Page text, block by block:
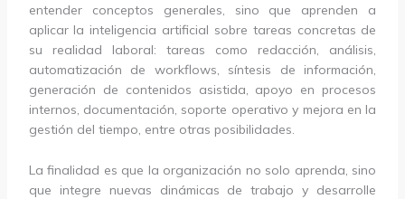
entender conceptos generales, sino que aprenden a
aplicar la inteligencia artificial sobre tareas concretas de
su realidad laboral: tareas como redacción, análisis,
automatización de workflows, síntesis de información,
generación de contenidos asistida, apoyo en procesos
internos, documentación, soporte operativo y mejora en la
gestión del tiempo, entre otras posibilidades.
La finalidad es que la organización no solo aprenda, sino
que integre nuevas dinámicas de trabajo y desarrolle